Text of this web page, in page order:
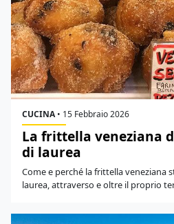
CUCINA• 15 Febbraio 2026
La frittella veneziana
di laurea
Come e perché la frittella veneziana
laurea, attraverso e oltre il proprio